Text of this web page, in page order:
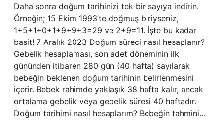
Daha sonra doğum tarihinizi tek bir sayıya indirin.
Örneğin; 15 Ekim 1993’te doğmuş biriyseniz,
1+5+1+0+1+9+9+3=29 ve 2+9=11. İşte bu kadar
basit! 7 Aralık 2023 Doğum süreci nasıl hesaplanır?
Gebelik hesaplaması, son adet döneminin ilk
gününden itibaren 280 gün (40 hafta) sayılarak
bebeğin beklenen doğum tarihinin belirlenmesini
içerir. Bebek rahimde yaklaşık 38 hafta kalır, ancak
ortalama gebelik veya gebelik süresi 40 haftadır.
Doğum tarihimi nasıl hesaplarım? Bebeğin tahmini…